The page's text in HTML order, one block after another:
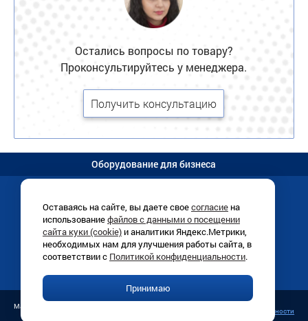
Оставаясь на сайте, вы даете своесогласиена
использованиефайлов с данными о посещении
сайта куки (cookie)и аналитики Яндекс.Метрики,
необходимых нам для улучшения работы сайта, в
соответствии с Политикой конфиденциальности.
Принимаю
Остались вопросы по товару?
Проконсультируйтесь у менеджера.
Получить консультацию
Оборудование для бизнеса
Иркутск, Раб. Штаба, 1/8 (схема)
+7 (3952)780-760
ПН-ПТ 9:00-18:00
Магазин «Витрина», 1998–2026 г.
Публичная оферта
Политика конфиденциальности